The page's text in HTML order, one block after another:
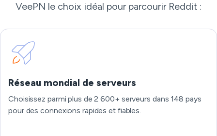
VeePN le choix idéal pour parcourir Reddit :
Réseau mondial de serveurs
Choisissez parmi plus de 2 600+ serveurs dans 148 pays
pour des connexions rapides et fiables.